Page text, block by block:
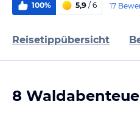
100% 5,9 / 6 17
Reisetippübersicht
8